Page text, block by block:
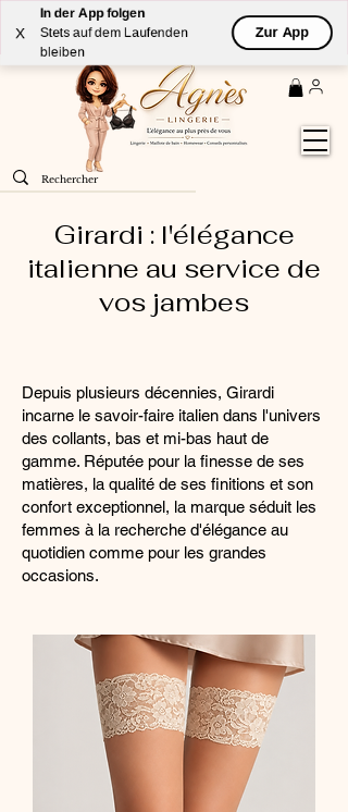
X
In der App folgen
Stets auf dem Laufenden
bleiben
Zur App
LivraisonGRATUITE (à partir de 59€) à domicile par
Colissimo en France métropolitaine
Girardi : l'élégance
italienne au service de
vos jambes
Depuis plusieurs décennies, Girardi
incarne le savoir-faire italien dans l'univers
des collants, bas et mi-bas haut de
gamme. Réputée pour la finesse de ses
matières, la qualité de ses finitions et son
confort exceptionnel, la marque séduit les
femmes à la recherche d'élégance au
quotidien comme pour les grandes
occasions.